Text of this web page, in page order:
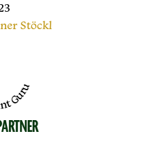
Stöckl
Guru